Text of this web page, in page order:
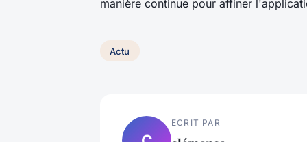
manière continue pour affiner
Actu
ECRIT PAR